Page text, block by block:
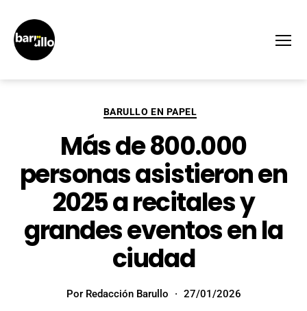
BARULLO EN PAPEL
Más de 800.000
personas asistieron en
2025 a recitales y
grandes eventos en la
ciudad
Por Redacción Barullo 27/01/2026